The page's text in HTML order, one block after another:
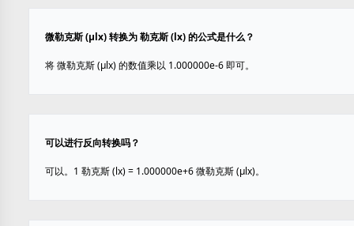
微勒克斯 (µlx) 转换为 勒克斯 (lx) 的公式是什么？
将 微勒克斯 (µlx) 的数值乘以 1.000000e-6 即可。
可以进行反向转换吗？
可以。1 勒克斯 (lx) = 1.000000e+6 微勒克斯 (µlx)。